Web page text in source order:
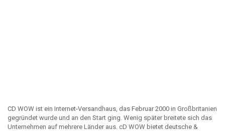
CD WOW ist ein Internet-Versandhaus, das Februar 2000 in Großbritanien
gegründet wurde und an den Start ging. Wenig später breitete sich das
Unternehmen auf mehrere Länder aus. cD WOW bietet deutsche &